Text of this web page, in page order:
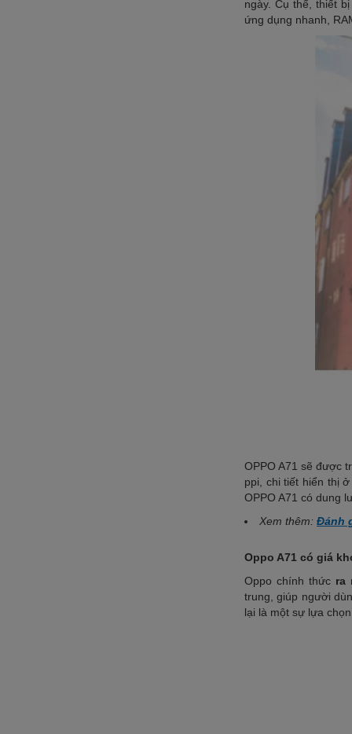
ngày. Cụ thể, thiết
ứng dụng nhanh,
OPPO A71 sẽ được
ppi, chi tiết hiển thị
OPPO A71 có dung
Xem thêm: Đánh
Oppo A71 có giá
Oppo chính thức ra
trung, giúp người
lại là một sự lựa